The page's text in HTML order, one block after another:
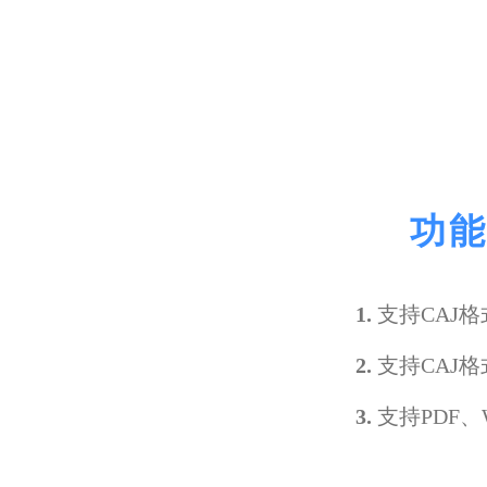
功
1. 支持CAJ格
2. 支持CAJ格
3. 支持PDF